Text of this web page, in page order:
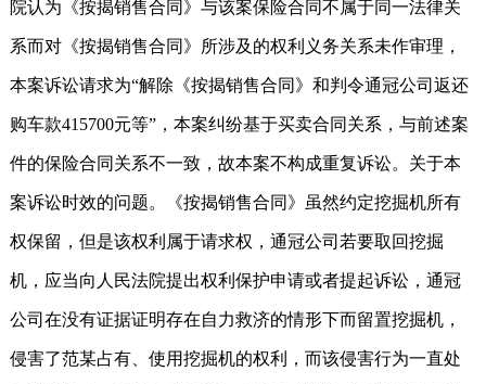
院认为《按揭销售合同》与该案保险合同不属于同一法律关
系而对《按揭销售合同》所涉及的权利义务关系未作审理，
本案诉讼请求为“解除《按揭销售合同》和判令通冠公司返还
购车款415700元等”，本案纠纷基于买卖合同关系，与前述案
件的保险合同关系不一致，故本案不构成重复诉讼。关于本
案诉讼时效的问题。《按揭销售合同》虽然约定挖掘机所有
权保留，但是该权利属于请求权，通冠公司若要取回挖掘
机，应当向人民法院提出权利保护申请或者提起诉讼，通冠
公司在没有证据证明存在自力救济的情形下而留置挖掘机，
侵害了范某占有、使用挖掘机的权利，而该侵害行为一直处